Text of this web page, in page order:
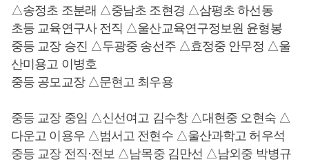
△송정초 조분래 △중남초 조현경 △삼평초 하선동
초등 교육연구사 전직 △울산교육연구정보원 윤형봉
중등 교장 승진 △두광중 송선주 △효정중 안무정 △울
산미용고 이병호
중등 공모교장 △문현고 최우용
중등 교장 중임 △신선여고 김수창 △대현중 오현숙 △
다운고 이용우 △범서고 전현수 △울산과학고 허우석
중등 교장 전직·전보 △남목중 김만선 △남외중 박병규